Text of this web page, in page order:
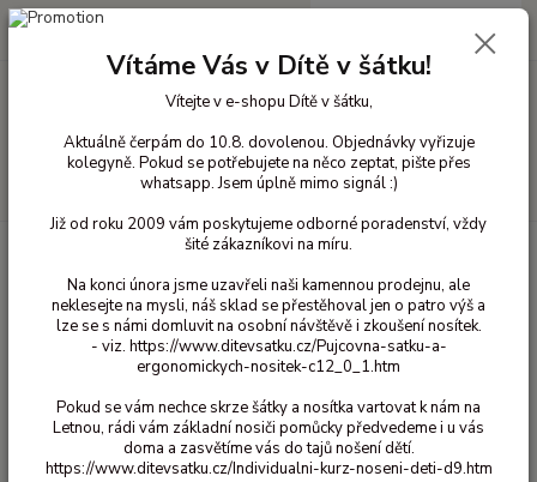
+420 603 818 836
0 Kč
Hračky a výukové pomůcky Erzi Zelenina Erzi
Erzi - Kukuřice
Vítáme Vás v Dítě v šátku!
Vítejte v e-shopu Dítě v šátku,
Aktuálně čerpám do 10.8. dovolenou. Objednávky vyřizuje
kolegyně. Pokud se potřebujete na něco zeptat, pište přes
whatsapp. Jsem úplně mimo signál :)
Již od roku 2009 vám poskytujeme odborné poradenství, vždy
šité zákazníkovi na míru.
Na konci února jsme uzavřeli naši kamennou prodejnu, ale
neklesejte na mysli, náš sklad se přestěhoval jen o patro výš a
lze se s námi domluvit na osobní návštěvě i zkoušení nosítek.
- viz. https://www.ditevsatku.cz/Pujcovna-satku-a-
ergonomickych-nositek-c12_0_1.htm
Pokud se vám nechce skrze šátky a nosítka vartovat k nám na
Letnou, rádi vám základní nosiči pomůcky předvedeme i u vás
doma a zasvětíme vás do tajů nošení dětí.
https://www.ditevsatku.cz/Individualni-kurz-noseni-deti-d9.htm